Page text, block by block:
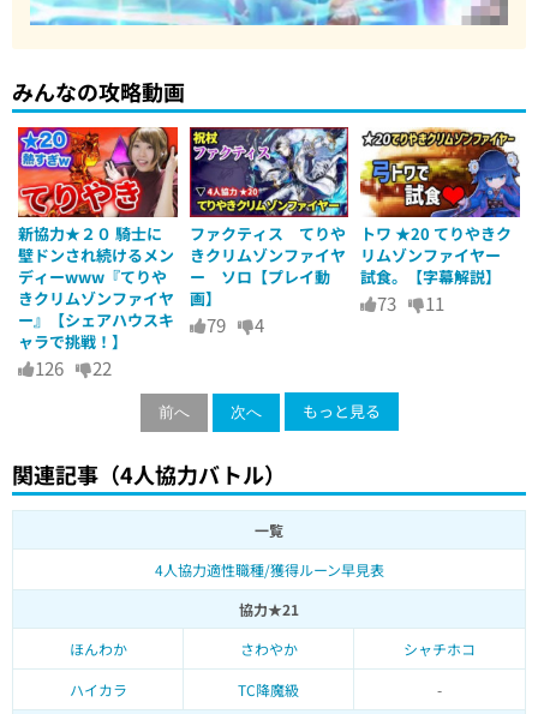
みんなの攻略動画
新協力★２０ 騎士に
壁ドンされ続けるメン
ディーwww『てりや
きクリムゾンファイヤ
ー』【シェアハウスキ
ャラで挑戦！】
126 22
ファクティス てりや
きクリムゾンファイヤ
ー ソロ【プレイ動
画】
79 4
トワ ★20 てりやきク
リムゾンファイヤー
試食。【字幕解説】
73 11
前へ 次へ もっと見る
関連記事（4人協力バトル）
一覧
4人協力適性職種/獲得ルーン早見表
協力★21
ほんわか
さわやか
シャチホコ
ハイカラ
TC降魔級
-